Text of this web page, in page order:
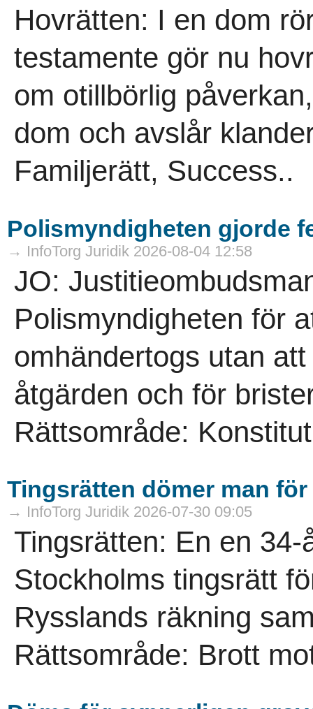
Hovrätten: I en dom
testamente gör nu
om otillbörlig
dom och avslår
Familjerätt, Success..
Polismyndigheten gjorde
→ InfoTorg Juridik 2026-08-04 12:58
JO:
Polismyndigheten för
omhändertogs utan
åtgärden och för
Rättsområde:
Tingsrätten dömer man
→ InfoTorg Juridik 2026-07-30 09:05
Tingsrätten: En en
Stockholms tingsrätt
Rysslands räkning
Rättsområde: Brott